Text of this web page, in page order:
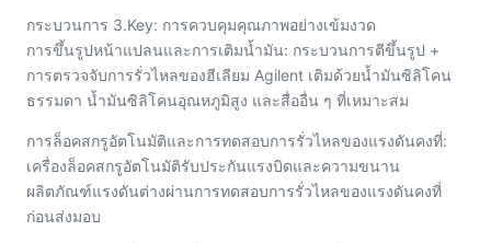
กระบวนการ 3.Key: การควบคุมคุณภาพอย่างเข้มงวด
การขึ้นรูปหน้าแปลนและการเติมน้ำมัน: กระบวนการตีขึ้นรูป +
การตรวจจับการรั่วไหลของฮีเลียม Agilent เติมด้วยน้ำมันซิลิโคน
ธรรมดา น้ำมันซิลิโคนอุณหภูมิสูง และสื่ออื่น ๆ ที่เหมาะสม
การล็อคสกรูอัตโนมัติและการทดสอบการรั่วไหลของแรงดันคงที่:
เครื่องล็อคสกรูอัตโนมัติรับประกันแรงบิดและความขนาน
ผลิตภัณฑ์แรงดันต่างผ่านการทดสอบการรั่วไหลของแรงดันคงที่
ก่อนส่งมอบ